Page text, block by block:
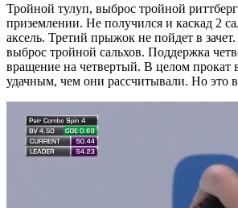
Тройной тулуп, выброс тройной
приземлении. Не получился и каскад 2
аксель. Третий прыжок не пойдет в
выброс тройной сальхов. Поддержка
вращение на четвертый. В целом прокат
удачным, чем они рассчитывали. Но это